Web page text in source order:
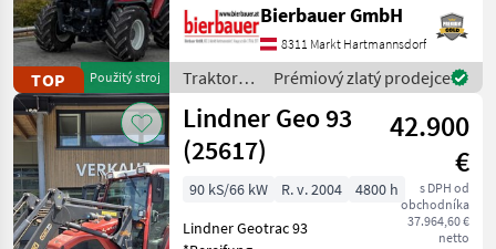
Traktory
Tradicny
Traktor
Lindner
VYBRAT
KATEGORII
Lindner
TOP Použitý stroj
Zustand und kann nach
telefonischer Vereinbarung
gerne vor Ort besichtigt
und geprüft we
Bierbauer GmbH
8311 Markt Hartmannsdorf
Traktory /
Lindner
Prémiový zlatý prodejce
Lindner Geo 93
(25617)
42.900
€
s DPH od
obchodníka
37.964,60 €
netto
90 kS/66 kW R. v. 2004
4800 h
Lindner Geotrac 93